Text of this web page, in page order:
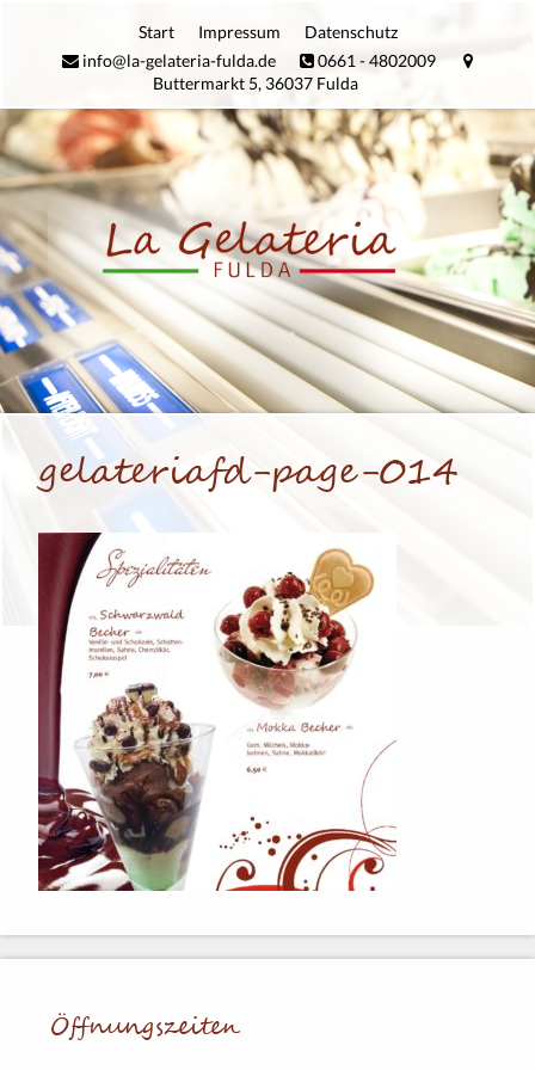
springen
Start Impres­sum
Daten­schutz
info@la-gelateria-fulda.de
0661 - 4802009
Buttermarkt 5, 36037 Fulda
gela­te­riafd-page-014
Öffnungs­zei­ten